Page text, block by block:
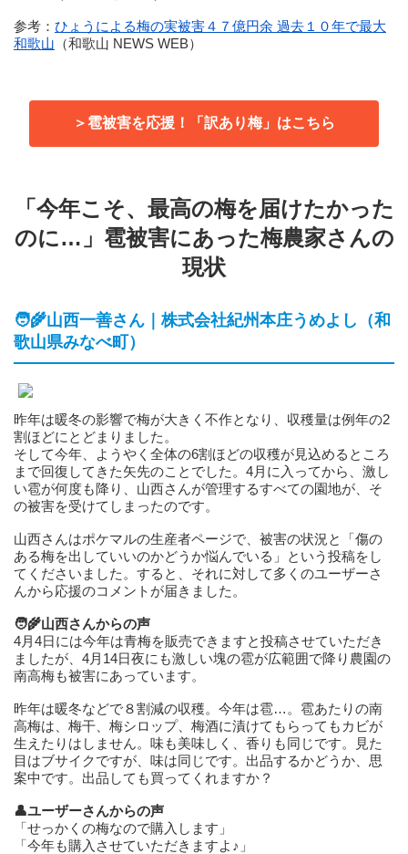
参考： ひょうによる梅の実被害４７億円余 過去１０年で最大
和歌山 （和歌山 NEWS WEB）
＞雹被害を応援！「訳あり梅」はこちら
「今年こそ、最高の梅を届けたかった
のに…」雹被害にあった梅農家さんの
現状
🧑‍🌾山西一善さん｜株式会社紀州本庄うめよし（和
歌山県みなべ町）
昨年は暖冬の影響で梅が大きく不作となり、収穫量は例年の2
割ほどにとどまりました。
そして今年、ようやく全体の6割ほどの収穫が見込めるところ
まで回復してきた矢先のことでした。4月に入ってから、激し
い雹が何度も降り、山西さんが管理するすべての園地が、そ
の被害を受けてしまったのです。
山西さんはポケマルの生産者ページで、被害の状況と「傷の
ある梅を出していいのかどうか悩んでいる」という投稿をし
てくださいました。すると、それに対して多くのユーザーさ
んから応援のコメントが届きました。
🧑‍🌾山西さんからの声
4月4日には今年は青梅を販売できますと投稿させていただき
ましたが、4月14日夜にも激しい塊の雹が広範囲で降り農園の
南高梅も被害にあっています。
昨年は暖冬などで８割減の収穫。今年は雹…。雹あたりの南
高梅は、梅干、梅シロップ、梅酒に漬けてもらってもカビが
生えたりはしません。味も美味しく、香りも同じです。見た
目はブサイクですが、味は同じです。出品するかどうか、思
案中です。出品しても買ってくれますか？
👤ユーザーさんからの声
「せっかくの梅なので購入します」
「今年も購入させていただきますよ♪」